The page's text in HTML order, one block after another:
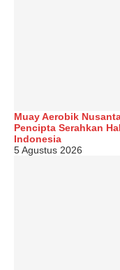
Muay Aerobik
Pencipta Serahkan
Indonesia
5 Agustus 2026